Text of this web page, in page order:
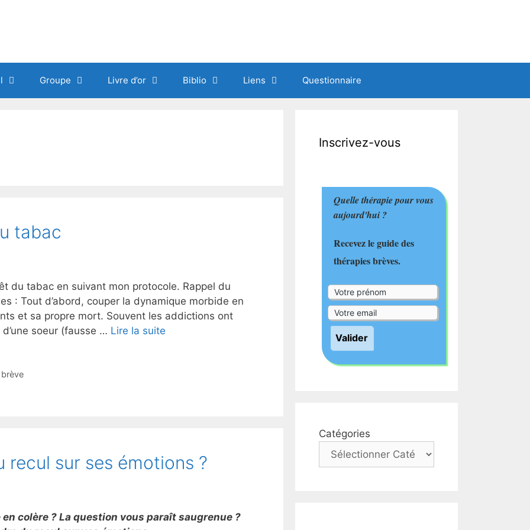
Groupe Livre d’or Biblio Liens Questionnaire
tabac
du tabac en suivant mon protocole. Rappel du
: Tout d’abord, couper la dynamique morbide en
et sa propre mort. Souvent les addictions ont
soeur (fausse … Lire la suite
recul sur ses émotions ?
en colère ? La question vous paraît saugrenue ?
Inscrivez-vous
Quelle thérapie pour vous
aujourd'hui ?
Recevez le guide des
thérapies brèves.
Catégories